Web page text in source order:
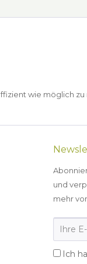
wie möglich
und
mehr
Ich